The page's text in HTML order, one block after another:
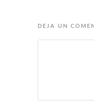
DEJA UN